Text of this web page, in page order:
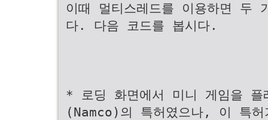
이때 멀티스레드를 이용하면 두
다. 다음 코드를 봅시다.
* 로딩 화면에서 미니 게임을 플
(Namco)의 특허였으나, 이 특